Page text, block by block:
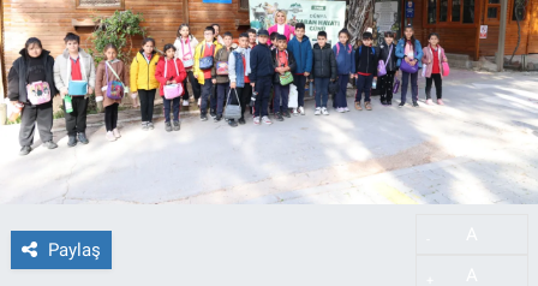
Paylaş
Künye
Son Dakika Haberleri
Haber Arşivi